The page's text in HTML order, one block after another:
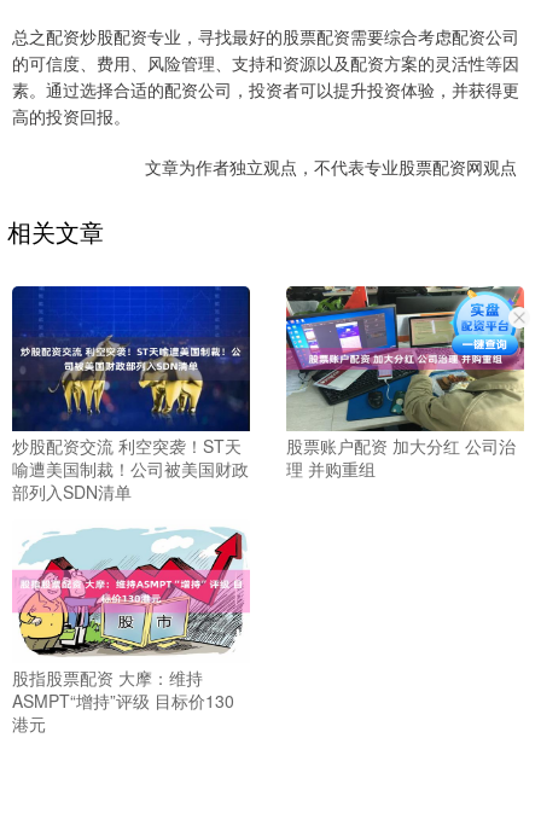
总之配资炒股配资专业，寻找最好的股票配资需要综合考虑配资公司
的可信度、费用、风险管理、支持和资源以及配资方案的灵活性等因
素。通过选择合适的配资公司，投资者可以提升投资体验，并获得更
高的投资回报。
文章为作者独立观点，不代表专业股票配资网观点
相关文章
炒股配资交流 利空突袭！ST天
喻遭美国制裁！公司被美国财政
部列入SDN清单
股票账户配资 加大分红 公司治
理 并购重组
股指股票配资 大摩：维持
ASMPT“增持”评级 目标价130
港元